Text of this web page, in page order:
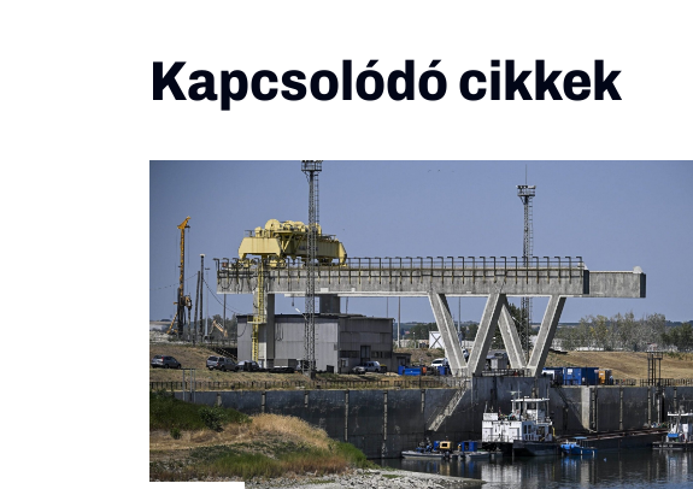
Kapcsolódó cikkek